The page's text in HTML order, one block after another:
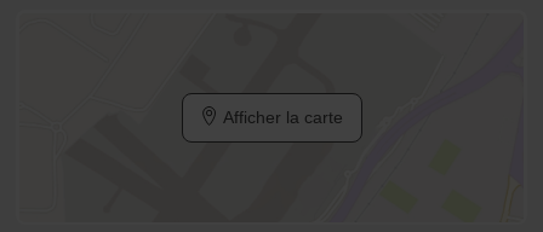
Afficher la carte